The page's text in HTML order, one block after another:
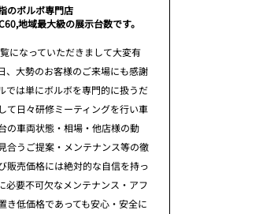
のボルボ専門店
地域最大級の展示台数です。
になっていただきまして大変有
、大勢のお客様のご来場にも感謝
では単にボルボを専門的に扱うだ
て日々研修ミーティングを行い車
の車両状態・相場・他店様の動
合うご提案・メンテナンス等の徹
販売価格には絶対的な自信を持っ
必要不可欠なメンテナンス・アフ
き低価格であっても安心・安全に